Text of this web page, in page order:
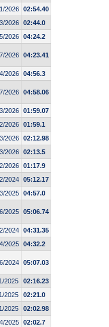
2026 02:54.40
2026 02:44.0
2026 04:24.2
2026 04:23.41
2026 04:56.3
2026 04:58.06
2026 01:59.07
2026 01:59.1
2026 02:12.98
2026 02:13.5
2026 01:17.9
2024 05:12.17
2025 04:57.0
2025 05:06.74
2024 04:31.35
2025 04:32.2
2024 05:07.03
2025
02:16.23
2025
02:21.0
2025
02:02.98
2025 02:02.7